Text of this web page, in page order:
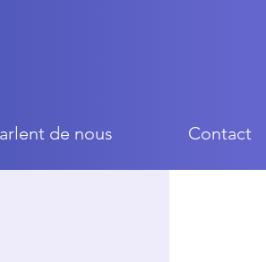
de nous Contact